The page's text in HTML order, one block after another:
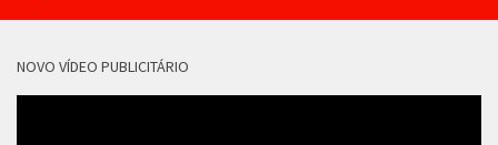
NOVO VÍDEO PUBLICITÁRIO